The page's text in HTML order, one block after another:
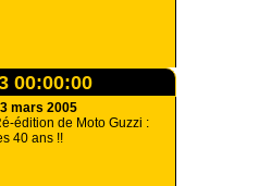
00:00:00
mars 2005
édition de Moto Guzzi :
40 ans !!